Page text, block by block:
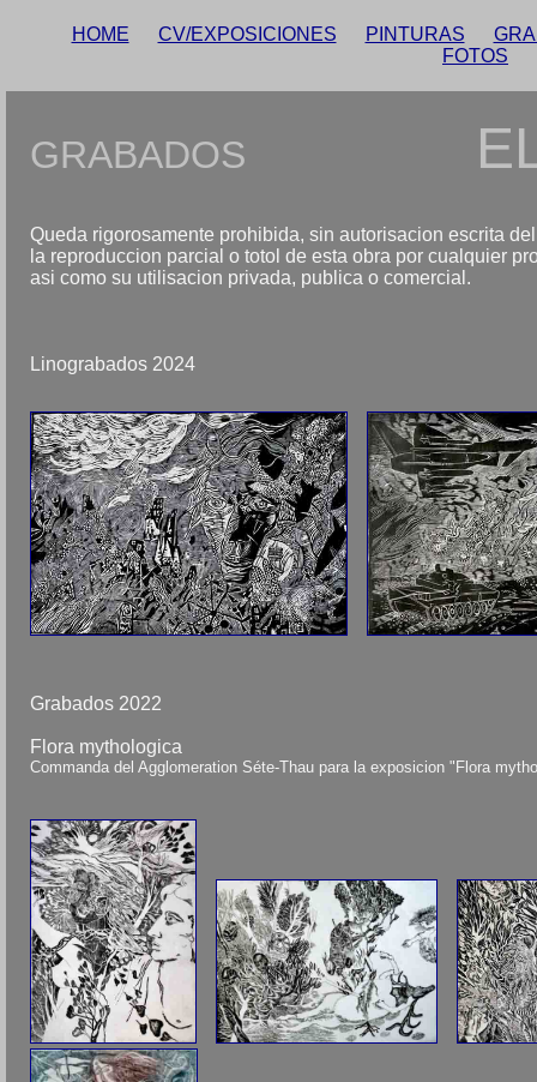
HOME CV/EXPOSICIONES PINTURAS
FOTOS
GRABADOS
Queda rigorosamente prohibida, sin autorisacion escrita
la reproduccion parcial o totol de esta obra por cualquier
asi como su utilisacion privada, publica o comercial.
Linograbados 2024
Grabados 2022
Flora mythologica
Commanda del Agglomeration Séte-Thau para la exposicion "Flora